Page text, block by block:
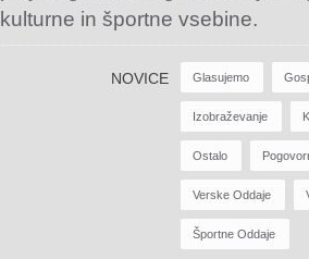
kulturne in športne vsebine.
NOVICE Glasujemo
Izobraževanje
Ostalo
Verske Oddaje
Športne Oddaje